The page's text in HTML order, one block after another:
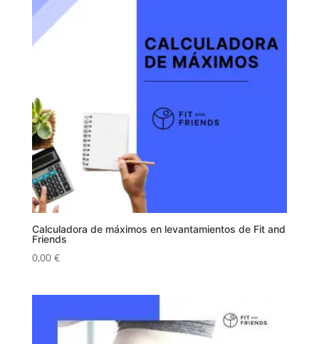
Calculadora de máximos en levantamientos de Fit and
Friends
0,00 €